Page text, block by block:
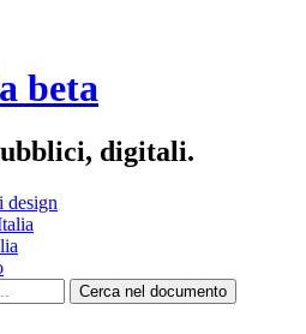
beta
digitali.
design
Cerca nel documento